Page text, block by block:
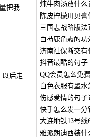
把我
以后走
炖牛肉汤放什么
陈皮柠檬川贝
三国志战略版法
白芍鹿角霜的
济南社保断交有
抖音最酷的句子
QQ会员怎么免
白色衣服有墨
伤感爱情的句子
快手怎么发一分
大连地铁13号线
雅派朗迪西装什